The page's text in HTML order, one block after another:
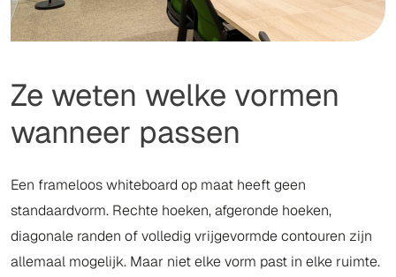
Ze weten welke vormen
wanneer passen
Een frameloos whiteboard op maat heeft geen
standaardvorm. Rechte hoeken, afgeronde hoeken,
diagonale randen of volledig vrijgevormde contouren zijn
allemaal mogelijk. Maar niet elke vorm past in elke ruimte.